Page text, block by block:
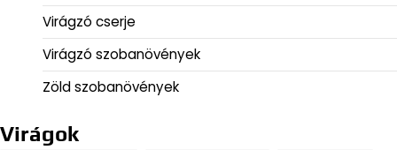
Virágzó cserje
Virágzó szobanövények
Zöld szobanövények
Virágok